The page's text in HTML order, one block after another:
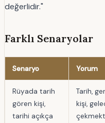
değerlidir."
Farklı Senaryolar
Senaryo Yorum
Rüyada tarih
gören kişi,
tarihi açıkça
Tarih,
kişi,